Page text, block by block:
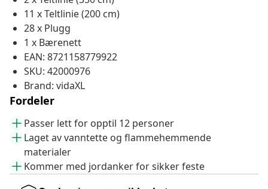
11 x Teltlinie (200 cm)
28 x Plugg
1 x Bærenett
EAN: 8721158779922
SKU: 42000976
Brand: vidaXL
Fordeler
Passer lett for opptil 12 personer
Laget av vanntette og flammehemmende
materialer
Kommer med jordanker for sikker feste